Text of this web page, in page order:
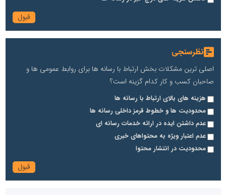
نظرسنجی
اصلی ترین مشکلات بخش ارتباط با رسانه ها برای روابط عمومی ها و
صاحبان کسب و کار کدام گزینه است؟
هزینه های بالای ارتباط با رسانه ها
محدودیت ها و خطوط قرمز داخلی رسانه ها
عدم داشتن ایده در ارائه خدمات رسانه ای
عدم اعتبار ویژه به محتواهای خبری
محدودیت در انتشار محتوا